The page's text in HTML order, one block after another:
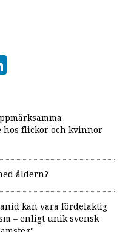
hos flickor och kvinnor
åldern?
kan vara fördelaktig
– enligt unik svensk